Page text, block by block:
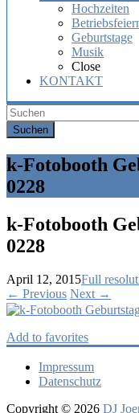
Geburtstag
oder
Firmenfeier.
Hochzeiten
Geburtstage
Musik
Close
KONTAKT
k-Fotobooth
0228
k-Fotobooth
0228
April 12, 2015Full
← Previous Next →
Add to favorites
Impressum
Datenschutz
Copyright © 2026 DJ